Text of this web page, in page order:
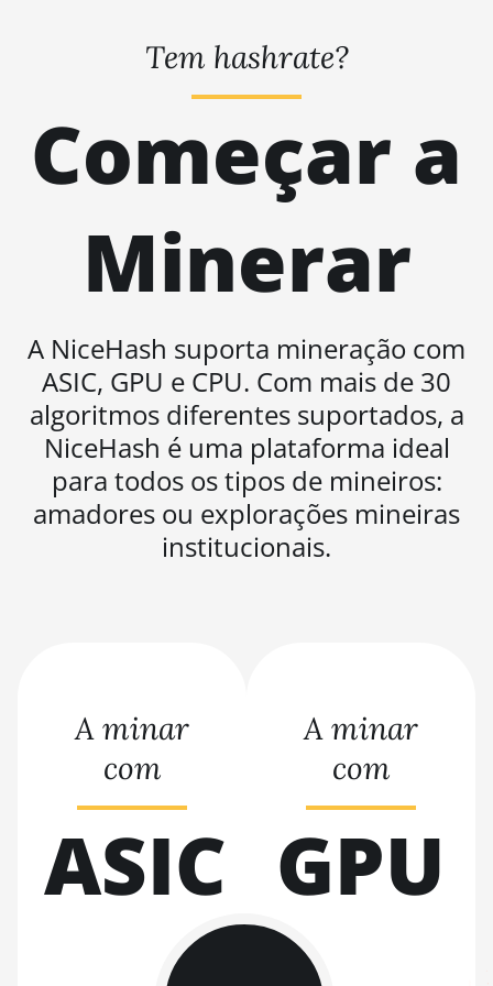
L11 (20Gh)
L11 Hyd. 2U (33Gh)
BITMAIN AntMiner
L11 Hyd. 6U (33Gh)
L11 Pro (21Gh)
BITMAIN AntMiner
L3 ++
BITMAIN AntMiner
L3+
BITMAIN AntMiner
L7
BITMAIN AntMiner
L9 (16Gh)
BITMAIN AntMiner
BITMAIN AntMiner
S15
BITMAIN AntMiner
S17
BITMAIN AntMiner
S17 (53Th)
BITMAIN AntMiner
Tem hashrate?
Começar a
Minerar
A NiceHash suporta mineração com
ASIC, GPU e CPU. Com mais de 30
algoritmos diferentes suportados, a
NiceHash é uma plataforma ideal
para todos os tipos de mineiros:
amadores ou explorações mineiras
institucionais.
A minar
com
ASIC
A minar
com
GPU